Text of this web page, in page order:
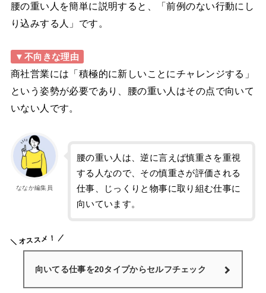
腰の重い人を簡単に説明すると、「前例のない行動にし
り込みする人」です。
▼不向きな理由
商社営業には「積極的に新しいことにチャレンジする」
という姿勢が必要であり、腰の重い人はその点で向いて
いない人です。
ななか編集員
腰の重い人は、逆に言えば慎重さを重視
する人なので、その慎重さが評価される
仕事、じっくりと物事に取り組む仕事に
向いています。
オススメ！
向いてる仕事を20タイプからセルフチェック